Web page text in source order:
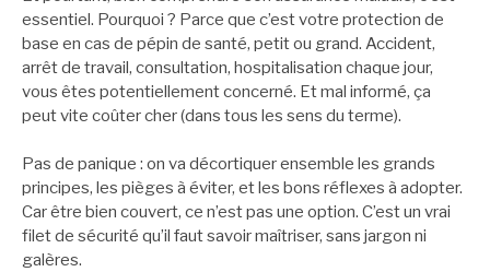
essentiel. Pourquoi ? Parce que c’est votre protection de
base en cas de pépin de santé, petit ou grand. Accident,
arrêt de travail, consultation, hospitalisation chaque jour,
vous êtes potentiellement concerné. Et mal informé, ça
peut vite coûter cher (dans tous les sens du terme).
Pas de panique : on va décortiquer ensemble les grands
principes, les pièges à éviter, et les bons réflexes à adopter.
Car être bien couvert, ce n’est pas une option. C’est un vrai
filet de sécurité qu’il faut savoir maîtriser, sans jargon ni
galères.